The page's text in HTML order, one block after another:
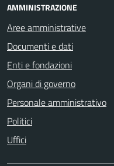
AMMINISTRAZIONE
Aree amministrative
Documenti e dati
Enti e fondazioni
Organi di governo
Personale amministrativo
Politici
Uffici